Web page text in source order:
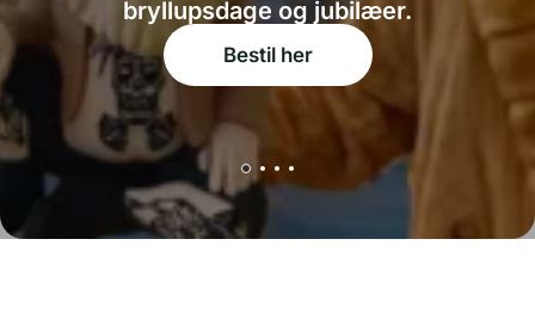
bryllupsdage og jubilæer.
Bestil her